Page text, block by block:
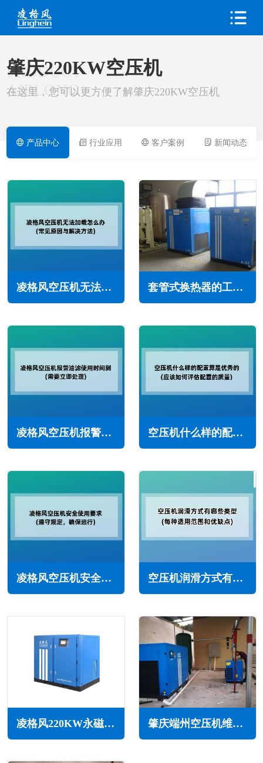
PRODUCT
AIRLONG
肇庆220KW空压机
在这里，您可以更方便了解肇庆220KW空压机
产品中心 行业应用 客户案例 新闻动态
凌格风空压机无法加载怎么办(常见原因与解决方法) 套管式换热器的工作原理与特点(套管式换热器的优缺点)
凌格风空压机报警油滤使用时间到怎么办(需要立即处理) 空压机什么样的配置算是优秀的(应该如何评估配置的质量)
凌格风空压机安全使用要求(遵守规定，确保运行) 空压机润滑方式有哪些类型(每种适用范围和优缺点)
凌格风220KW永磁变频无油水润滑空压机LSW PM系列 肇庆端州空压机维修保养